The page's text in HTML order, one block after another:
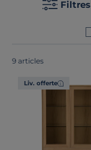
Filtres
9 articles
Liv. offerte